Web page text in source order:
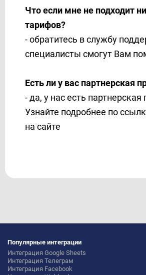
Что если мне не подходит
тарифов?
- обратитесь в службу
специалисты смогут Вам
Есть ли у вас партнерская
- да, у нас есть
Узнайте подробнее по
на сайте
Популярные интеграции
Интеграция Google Sheets
Интеграция Телеграм
Интеграция Facebook